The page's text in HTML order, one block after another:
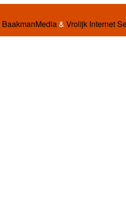
BaakmanMedia& Vrolijk Internet